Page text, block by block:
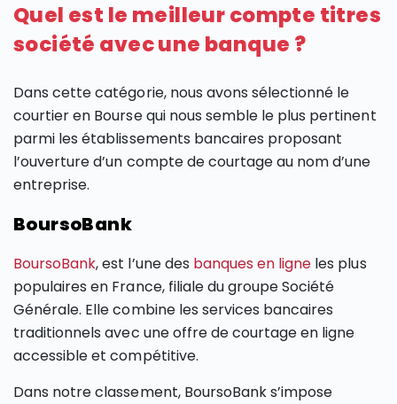
Quel est le meilleur compte titres
société avec une banque ?
Dans cette catégorie, nous avons sélectionné le
courtier en Bourse qui nous semble le plus pertinent
parmi les établissements bancaires proposant
l’ouverture d’un compte de courtage au nom d’une
entreprise.
BoursoBank
BoursoBank, est l’une des banques en ligne les plus
populaires en France, filiale du groupe Société
Générale. Elle combine les services bancaires
traditionnels avec une offre de courtage en ligne
accessible et compétitive.
Dans notre classement, BoursoBank s’impose